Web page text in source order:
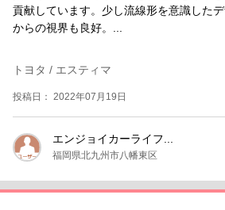
貢献しています。少し流線形を意識した
からの視界も良好。...
トヨタ / エスティマ
投稿日： 2022年07月19日
エンジョイカーライフ...
福岡県北九州市八幡東区